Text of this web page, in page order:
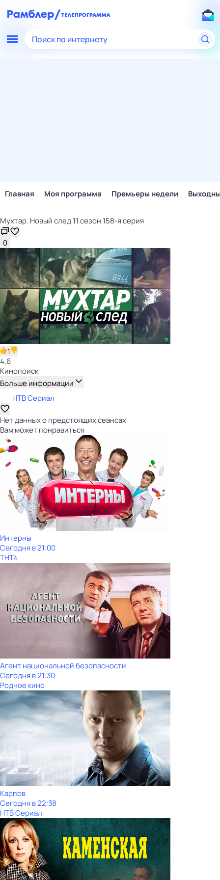
Поиск по интернету
Главная Моя программа Премьеры недели
Мухтар. Новый след 11 сезон 158-я серия
0
1
4.6
Кинопоиск
Больше информации
НТВ Сериал
Нет данных о предстоящих сеансах
Вам может понравиться
Интерны
Сегодня в 21:00
ТНТ4
Агент национальной безопасности
Сегодня в 21:30
Родное кино
Карпов
Сегодня в 22:38
НТВ Сериал